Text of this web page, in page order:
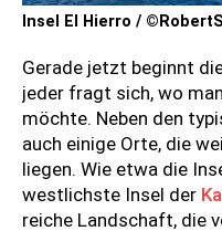
Insel El Hierro /
Gerade jetzt beginnt
jeder fragt sich, wo
möchte. Neben den
auch einige Orte, die
liegen. Wie etwa die
westlichste Insel der
reiche Landschaft, die